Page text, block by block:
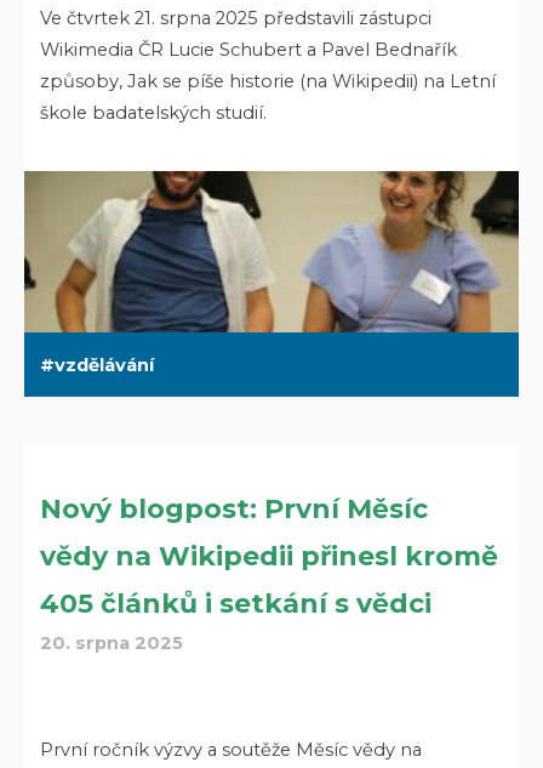
Ve čtvrtek 21. srpna 2025 představili zástupci
Wikimedia ČR Lucie Schubert a Pavel Bednařík
způsoby, Jak se píše historie (na Wikipedii) na Letní
škole badatelských studií.
vzdělávání
Nový blogpost: První Měsíc
vědy na Wikipedii přinesl kromě
405 článků i setkání s vědci
20. srpna 2025
První ročník výzvy a soutěže Měsíc vědy na